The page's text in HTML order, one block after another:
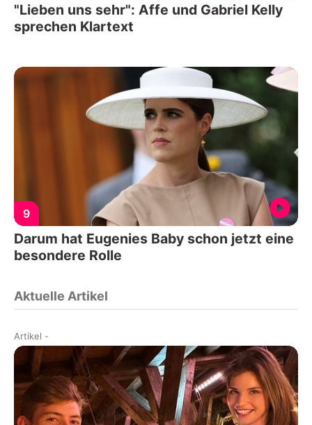
"Lieben uns sehr": Affe und Gabriel Kelly
sprechen Klartext
9
Darum hat Eugenies Baby schon jetzt eine
besondere Rolle
Aktuelle Artikel
Artikel -